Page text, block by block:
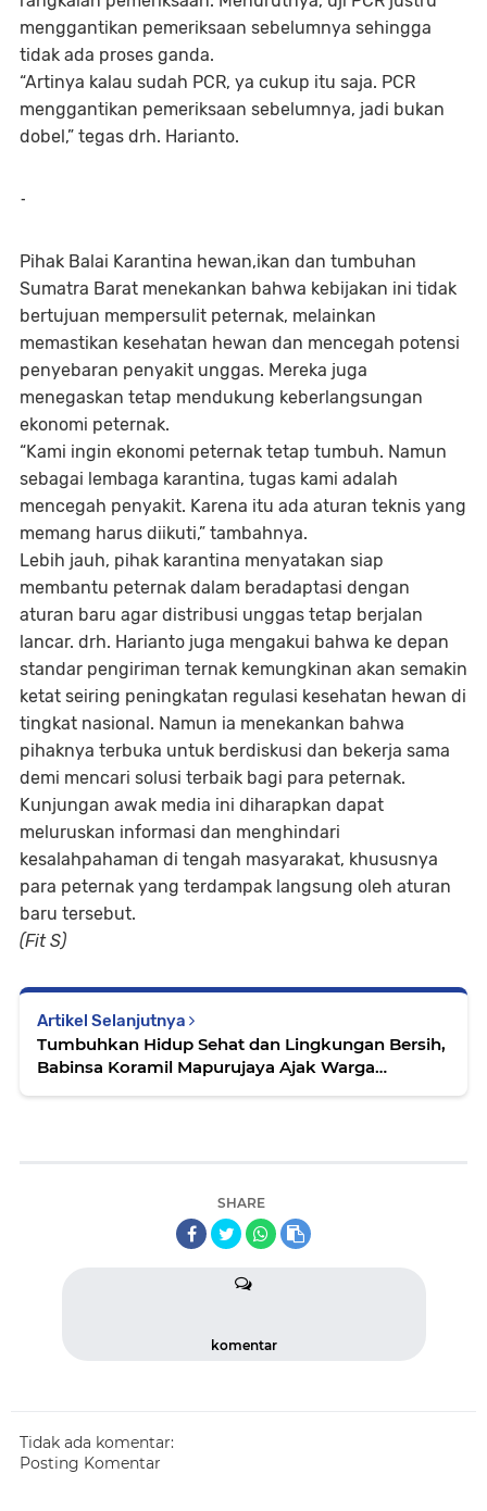
menggantikan pemeriksaan sebelumnya sehingga
tidak ada proses ganda.
“Artinya kalau sudah PCR, ya cukup itu saja. PCR
menggantikan pemeriksaan sebelumnya, jadi bukan
dobel,” tegas drh. Harianto.
-
Pihak Balai Karantina hewan,ikan dan tumbuhan
Sumatra Barat menekankan bahwa kebijakan ini tidak
bertujuan mempersulit peternak, melainkan
memastikan kesehatan hewan dan mencegah potensi
penyebaran penyakit unggas. Mereka juga
menegaskan tetap mendukung keberlangsungan
ekonomi peternak.
“Kami ingin ekonomi peternak tetap tumbuh. Namun
sebagai lembaga karantina, tugas kami adalah
mencegah penyakit. Karena itu ada aturan teknis yang
memang harus diikuti,” tambahnya.
Lebih jauh, pihak karantina menyatakan siap
membantu peternak dalam beradaptasi dengan
aturan baru agar distribusi unggas tetap berjalan
lancar. drh. Harianto juga mengakui bahwa ke depan
standar pengiriman ternak kemungkinan akan semakin
ketat seiring peningkatan regulasi kesehatan hewan di
tingkat nasional. Namun ia menekankan bahwa
pihaknya terbuka untuk berdiskusi dan bekerja sama
demi mencari solusi terbaik bagi para peternak.
Kunjungan awak media ini diharapkan dapat
meluruskan informasi dan menghindari
kesalahpahaman di tengah masyarakat, khususnya
para peternak yang terdampak langsung oleh aturan
baru tersebut.
(Fit S)
Artikel Selanjutnya
Tumbuhkan Hidup Sehat dan Lingkungan Bersih,
Babinsa Koramil Mapurujaya Ajak Warga
SHARE
komentar
Tidak ada komentar:
Posting Komentar